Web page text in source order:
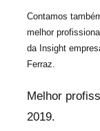
Contamos
melhor
da Insight
Ferraz.
Melhor
2019.